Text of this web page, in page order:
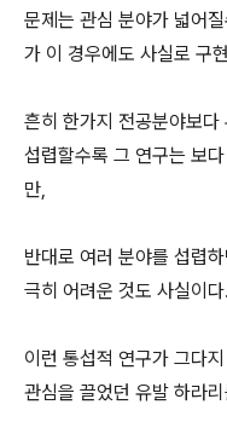
문제는 관심 분야가 넓어
가 이 경우에도 사실로 구
흔히 한가지 전공분야보
섭렵할수록 그 연구는 보
만,
반대로 여러 분야를 섭렵
극히 어려운 것도 사실이다.
이런 통섭적 연구가 그다
관심을 끌었던 유발 하라